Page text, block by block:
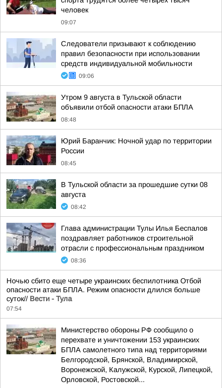
человек
09:07
Следователи призывают к соблюдению
правил безопасности при использовании
средств индивидуальной мобильности
09:06
Утром 9 августа в Тульской области
объявили отбой опасности атаки БПЛА
08:48
Юрий Баранчик: Ночной удар по территории
России
08:45
В Тульской области за прошедшие сутки 08
августа
08:42
Глава администрации Тулы Илья Беспалов
поздравляет работников строительной
отрасли с профессиональным праздником
08:36
Ночью сбито еще четыре украинских беспилотника Отбой
опасности атаки БПЛА. Режим опасности длился больше
суток// Вести - Тула
07:54
Министерство обороны РФ сообщило о
перехвате и уничтожении 153 украинских
БПЛА самолетного типа над территориями
Белгородской, Брянской, Владимирской,
Воронежской, Калужской, Курской, Липецкой,
Орловской, Ростовской...